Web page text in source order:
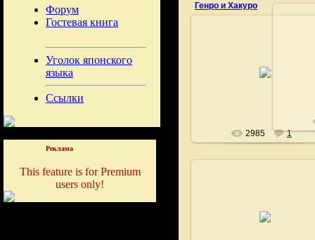
Форум
Гостевая книга
Уголок японского
языка
Ссылки
Реклама
This feature is for Premium
users only!
Генро и Хакуро
2985 1